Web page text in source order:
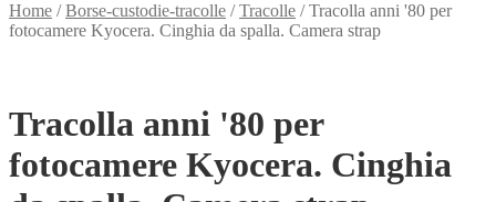
Home /Borse-custodie-tracolle /Tracolle /Tracolla anni '80 per
fotocamere Kyocera. Cinghia da spalla. Camera strap
Tracolla anni '80 per
fotocamere Kyocera. Cinghia